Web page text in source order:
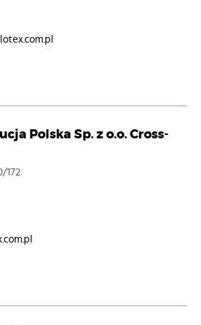
Polska Sp. z o.o. Cross-
172